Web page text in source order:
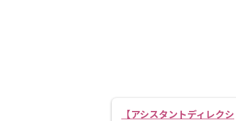
【アシスタントディレクシ